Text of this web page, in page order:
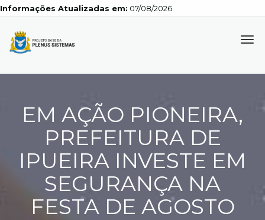
Atualizadas em: 07/08/2026
EM AÇÃO PIONEIRA,
PREFEITURA DE
IPUEIRA INVESTE EM
SEGURANÇA NA
FESTA DE AGOSTO